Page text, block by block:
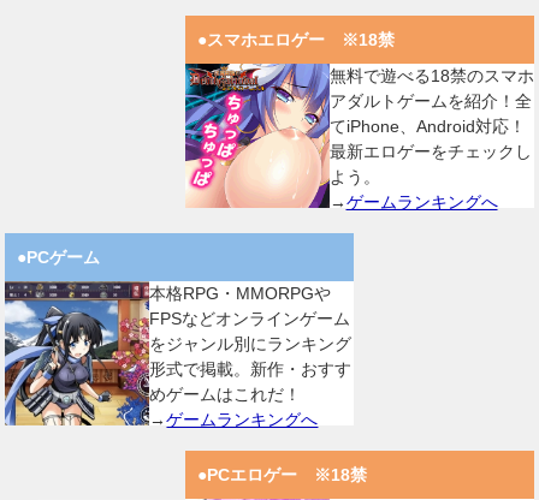
●スマホエロゲー ※18禁
無料で遊べる18禁のスマホ
アダルトゲームを紹介！全
てiPhone、Android対応！
最新エロゲーをチェックし
よう。
→ゲームランキングへ
●PCゲーム
本格RPG・MMORPGや
FPSなどオンラインゲーム
をジャンル別にランキング
形式で掲載。新作・おすす
めゲームはこれだ！
→ゲームランキングへ
●PCエロゲー ※18禁